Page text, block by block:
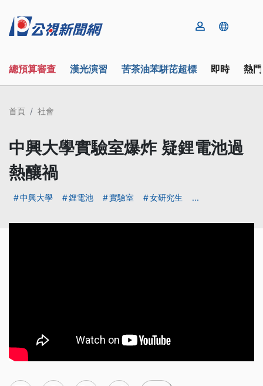
總預算審查 漢光演習 苦茶油苯駢芘超標 即時 熱
首頁 社會
中興大學實驗室爆炸 疑鋰電池過
熱釀禍
中興大學 鋰電池 實驗室 女研究生 ...